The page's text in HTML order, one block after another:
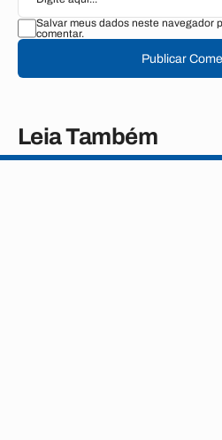
Salvar meus dados neste navegador
comentar.
Publicar
Leia Também